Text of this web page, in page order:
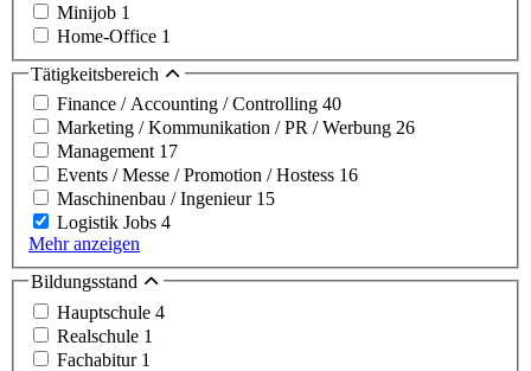
Minijob 1
Home-Office 1
Tätigkeitsbereich
Finance / Accounting / Controlling 40
Marketing / Kommunikation / PR / Werbung 26
Management 17
Events / Messe / Promotion / Hostess 16
Maschinenbau / Ingenieur 15
Logistik Jobs 4
Mehr anzeigen
Bildungsstand
Hauptschule 4
Realschule 1
Fachabitur 1